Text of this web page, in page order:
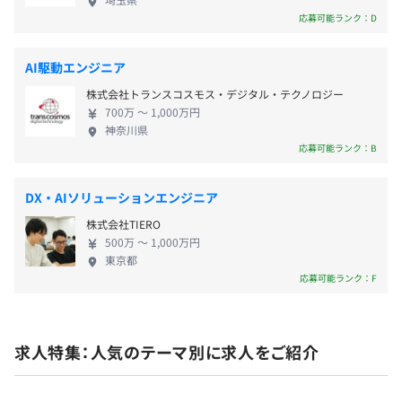
を実現しました。新人であってもある程度の熟達者レベル
社内外の研修を積極的に活用しており、技術メンバーを中
心に社内勉強会を定期開催するなど、社員ひとりひとりが
■研修制度
新入社員研修、新卒入社1年目フォローアップ研修、全社
員向けのe-ラーニング研修、等級に応じた個別研修など社
員の成長に必要な社内外の研修を積極的に活用していま
し、それぞれが専門知識や意見を出し合って知識の共有を
図る取り組みがおこなわれています。
※始業終業の時刻は労働者の決定に委ねる（始業8:00～
11:00、終業14:00～22:00）
休憩時間：休憩時間：休憩60分 ※昼食時間は業務の都合
により各々の自主性に任せています
平均残業時間：平均約14.5時間／月（2023年実績）
完全週休2日制（土日）、祝日
・年次有給休暇
・年末年始休暇
ちながら同所的に生活する現象〉を示す言葉です
補いあい、単独でおこなうよりも高いレベルの共同
作業が可能な状態〉と定義します。ヒトにとって単な
る道具としてのAIではなく、〈「共生」という状態
を実現できるAI技術〉を当社は目指しています。 も
うひとつは「環境」です。当社が実現する共生環境の
のライフスタイルをより豊かにするようなAI技術を
提供していきます。 そして、新しい技術であるAIが
社会実装されていく最初のステップとして、産業向
けのAI技術に注力しています。産業向け技術で重要な
術やソフトウェア技術においてどのように差異化を
生み出すのか、という方法論を熟知してAI技術開発
応募可能ランク：D
AI駆動エンジニア
株式会社トランスコスモス・デジタル・テクノロジー
700万 〜 1,000万円
神奈川県
応募可能ランク：B
DX・AIソリューションエンジニア
株式会社TIERO
500万 〜 1,000万円
東京都
応募可能ランク：F
求人特集：人気のテーマ別に求人をご紹介